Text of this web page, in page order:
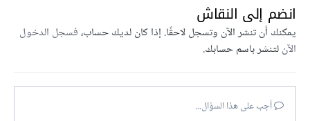
انضم إلى النقاش
يمكنك أن تنشر الآن وتسجل لاحقًا. إذا كان لديك حساب،فسجل الدخول
الآنلتنشر باسم حسابك.
أجب على هذا السؤال...